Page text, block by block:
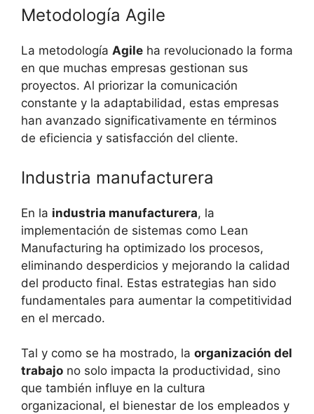
Metodología Agile
La metodología Agile ha revolucionado la forma
en que muchas empresas gestionan sus
proyectos. Al priorizar la comunicación
constante y la adaptabilidad, estas empresas
han avanzado significativamente en términos
de eficiencia y satisfacción del cliente.
Industria manufacturera
En la industria manufacturera, la
implementación de sistemas como Lean
Manufacturing ha optimizado los procesos,
eliminando desperdicios y mejorando la calidad
del producto final. Estas estrategias han sido
fundamentales para aumentar la competitividad
en el mercado.
Tal y como se ha mostrado, la organización del
trabajo no solo impacta la productividad, sino
que también influye en la cultura
organizacional, el bienestar de los empleados y